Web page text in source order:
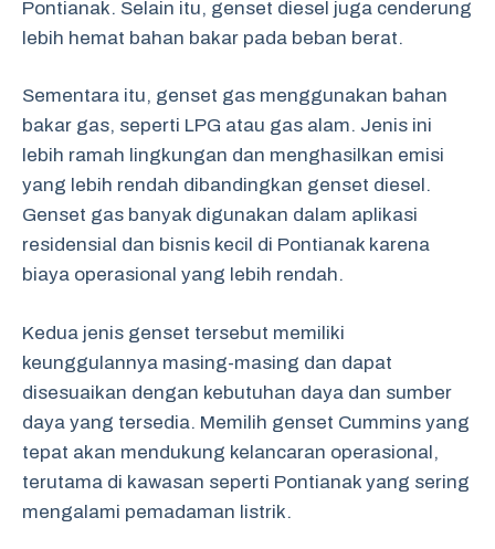
Pontianak. Selain itu, genset diesel juga cenderung
lebih hemat bahan bakar pada beban berat.
Sementara itu, genset gas menggunakan bahan
bakar gas, seperti LPG atau gas alam. Jenis ini
lebih ramah lingkungan dan menghasilkan emisi
yang lebih rendah dibandingkan genset diesel.
Genset gas banyak digunakan dalam aplikasi
residensial dan bisnis kecil di Pontianak karena
biaya operasional yang lebih rendah.
Kedua jenis genset tersebut memiliki
keunggulannya masing-masing dan dapat
disesuaikan dengan kebutuhan daya dan sumber
daya yang tersedia. Memilih genset Cummins yang
tepat akan mendukung kelancaran operasional,
terutama di kawasan seperti Pontianak yang sering
mengalami pemadaman listrik.